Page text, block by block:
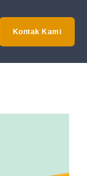
Kontak Kami